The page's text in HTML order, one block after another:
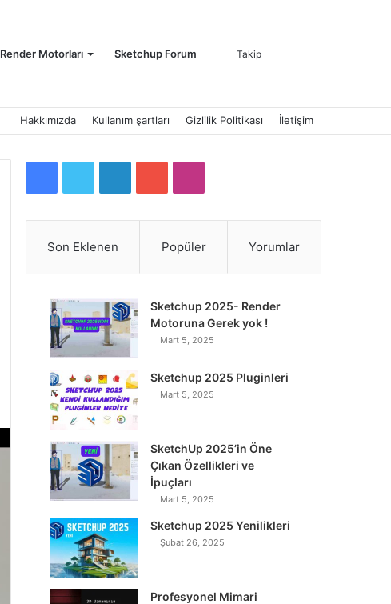
Render Motorları Sketchup Forum Takip
Hakkımızda Kullanım şartları Gizlilik Politikası İletişim
c
e
b
o
o
k
i
t
t
e
k
e
d
n
u
T
u
b
e
s
t
a
g
a
Son Eklenen Popüler Yorumlar
Sketchup 2025- Render
Motoruna Gerek yok !
Mart 5, 2025
Sketchup 2025 Pluginleri
Mart 5, 2025
SketchUp 2025’in Öne
Çıkan Özellikleri ve
İpuçları
Mart 5, 2025
Sketchup 2025 Yenilikleri
Şubat 26, 2025
Profesyonel Mimari